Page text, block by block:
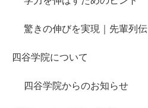
驚きの伸びを実現｜先輩列伝
四谷学院について
四谷学院からのお知らせ